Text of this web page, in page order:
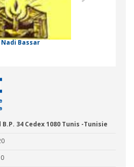
Nadi Bassar
34 Cedex 1080 Tunis -Tunisie